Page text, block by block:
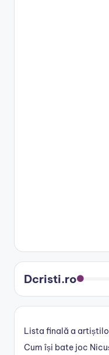
Dcristi.ro
Lista finală a
Cum își bate joc